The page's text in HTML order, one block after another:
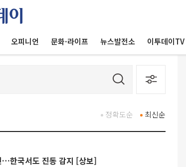
오피니언 문화·라이프 뉴스발전소 이투데이TV
최신순
정확도순
…한국서도 진동 감지 [상보]